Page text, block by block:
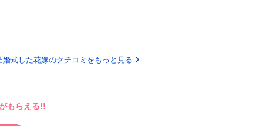
婚式した花嫁のクチコミをもっと見る
もらえる!!